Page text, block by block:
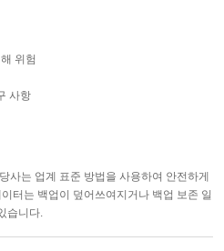
위험
사항
사는 업계 표준 방법을 사용하여 안전하게
터는 백업이 덮어쓰여지거나 백업 보존 일
습니다.